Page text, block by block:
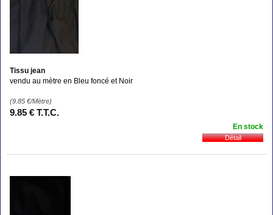
Tissu jean
vendu au mètre en Bleu foncé et Noir
(9.85 €/Mètre)
9.85 € T.T.C.
En stock